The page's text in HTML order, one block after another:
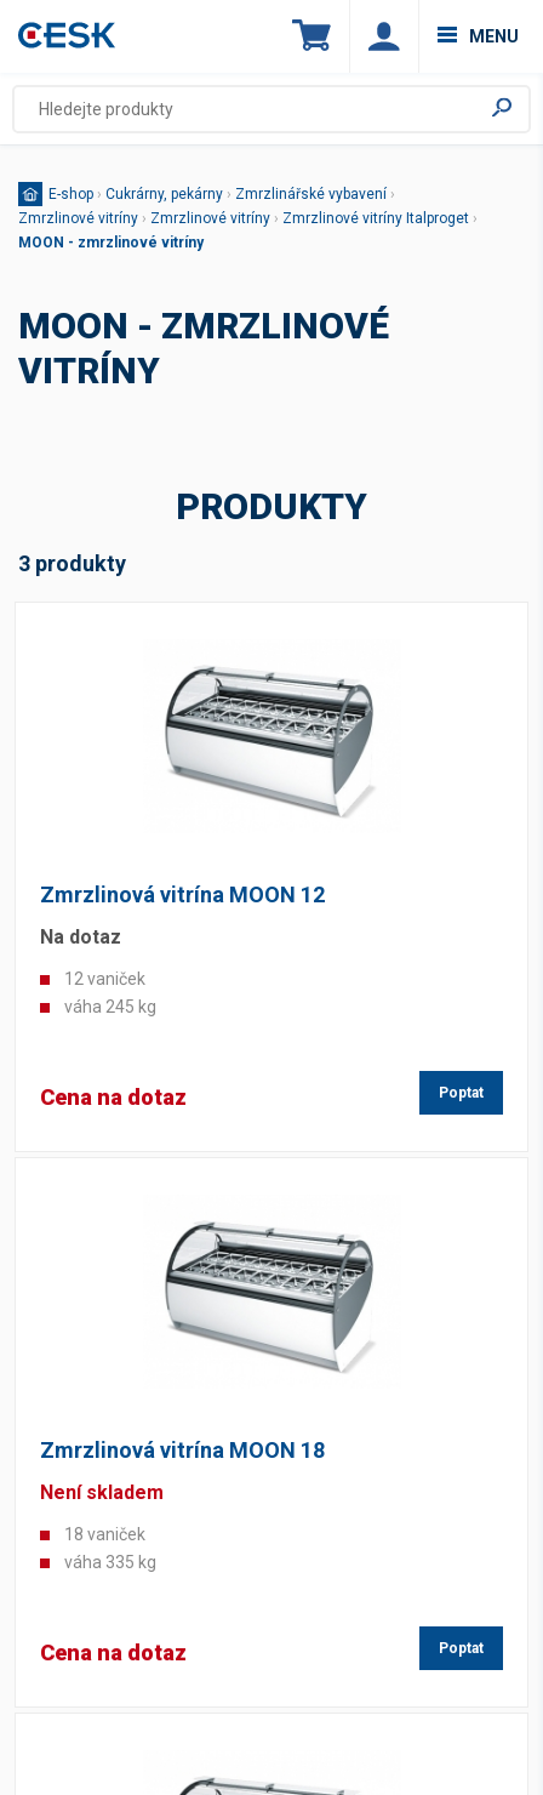
MENU
E-shop › Cukrárny, pekárny › Zmrzlinářské vybavení ›
Zmrzlinové vitríny › Zmrzlinové vitríny › Zmrzlinové vitríny Italproget ›
MOON - zmrzlinové vitríny
MOON - ZMRZLINOVÉ
VITRÍNY
PRODUKTY
3 produkty
Zmrzlinová vitrína MOON 12
Na dotaz
12 vaniček
váha 245 kg
Cena na dotaz Poptat
Zmrzlinová vitrína MOON 18
Není skladem
18 vaniček
váha 335 kg
Cena na dotaz Poptat